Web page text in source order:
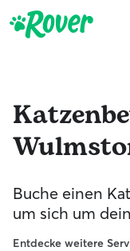
Buche einen
um sich um
Entdecke weitere